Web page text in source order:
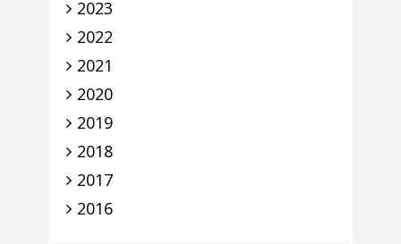
2023
2022
2021
2020
2019
2018
2017
2016